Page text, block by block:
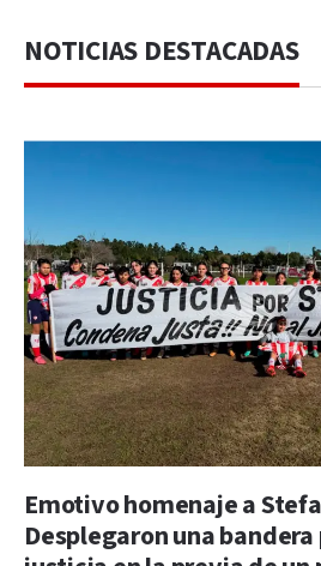
NOTICIAS DESTACADAS
Emotivo homenaje a
Desplegaron una